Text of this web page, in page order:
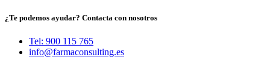
¿Te podemos ayudar? Contacta con nosotros
Tel: 900 115 765
info@farmaconsulting.es